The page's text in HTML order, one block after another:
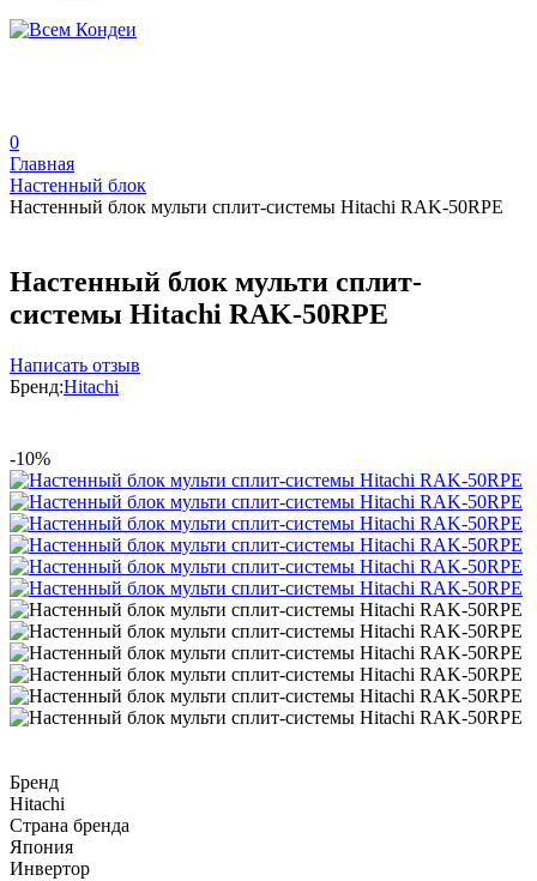
0
Главная
Настенный блок
Настенный блок мульти сплит-системы Hitachi RAK-50RPE
Настенный блок мульти сплит-
системы Hitachi RAK-50RPE
Написать отзыв
Бренд:Hitachi
-10%
Бренд
Hitachi
Страна бренда
Япония
Инвертор